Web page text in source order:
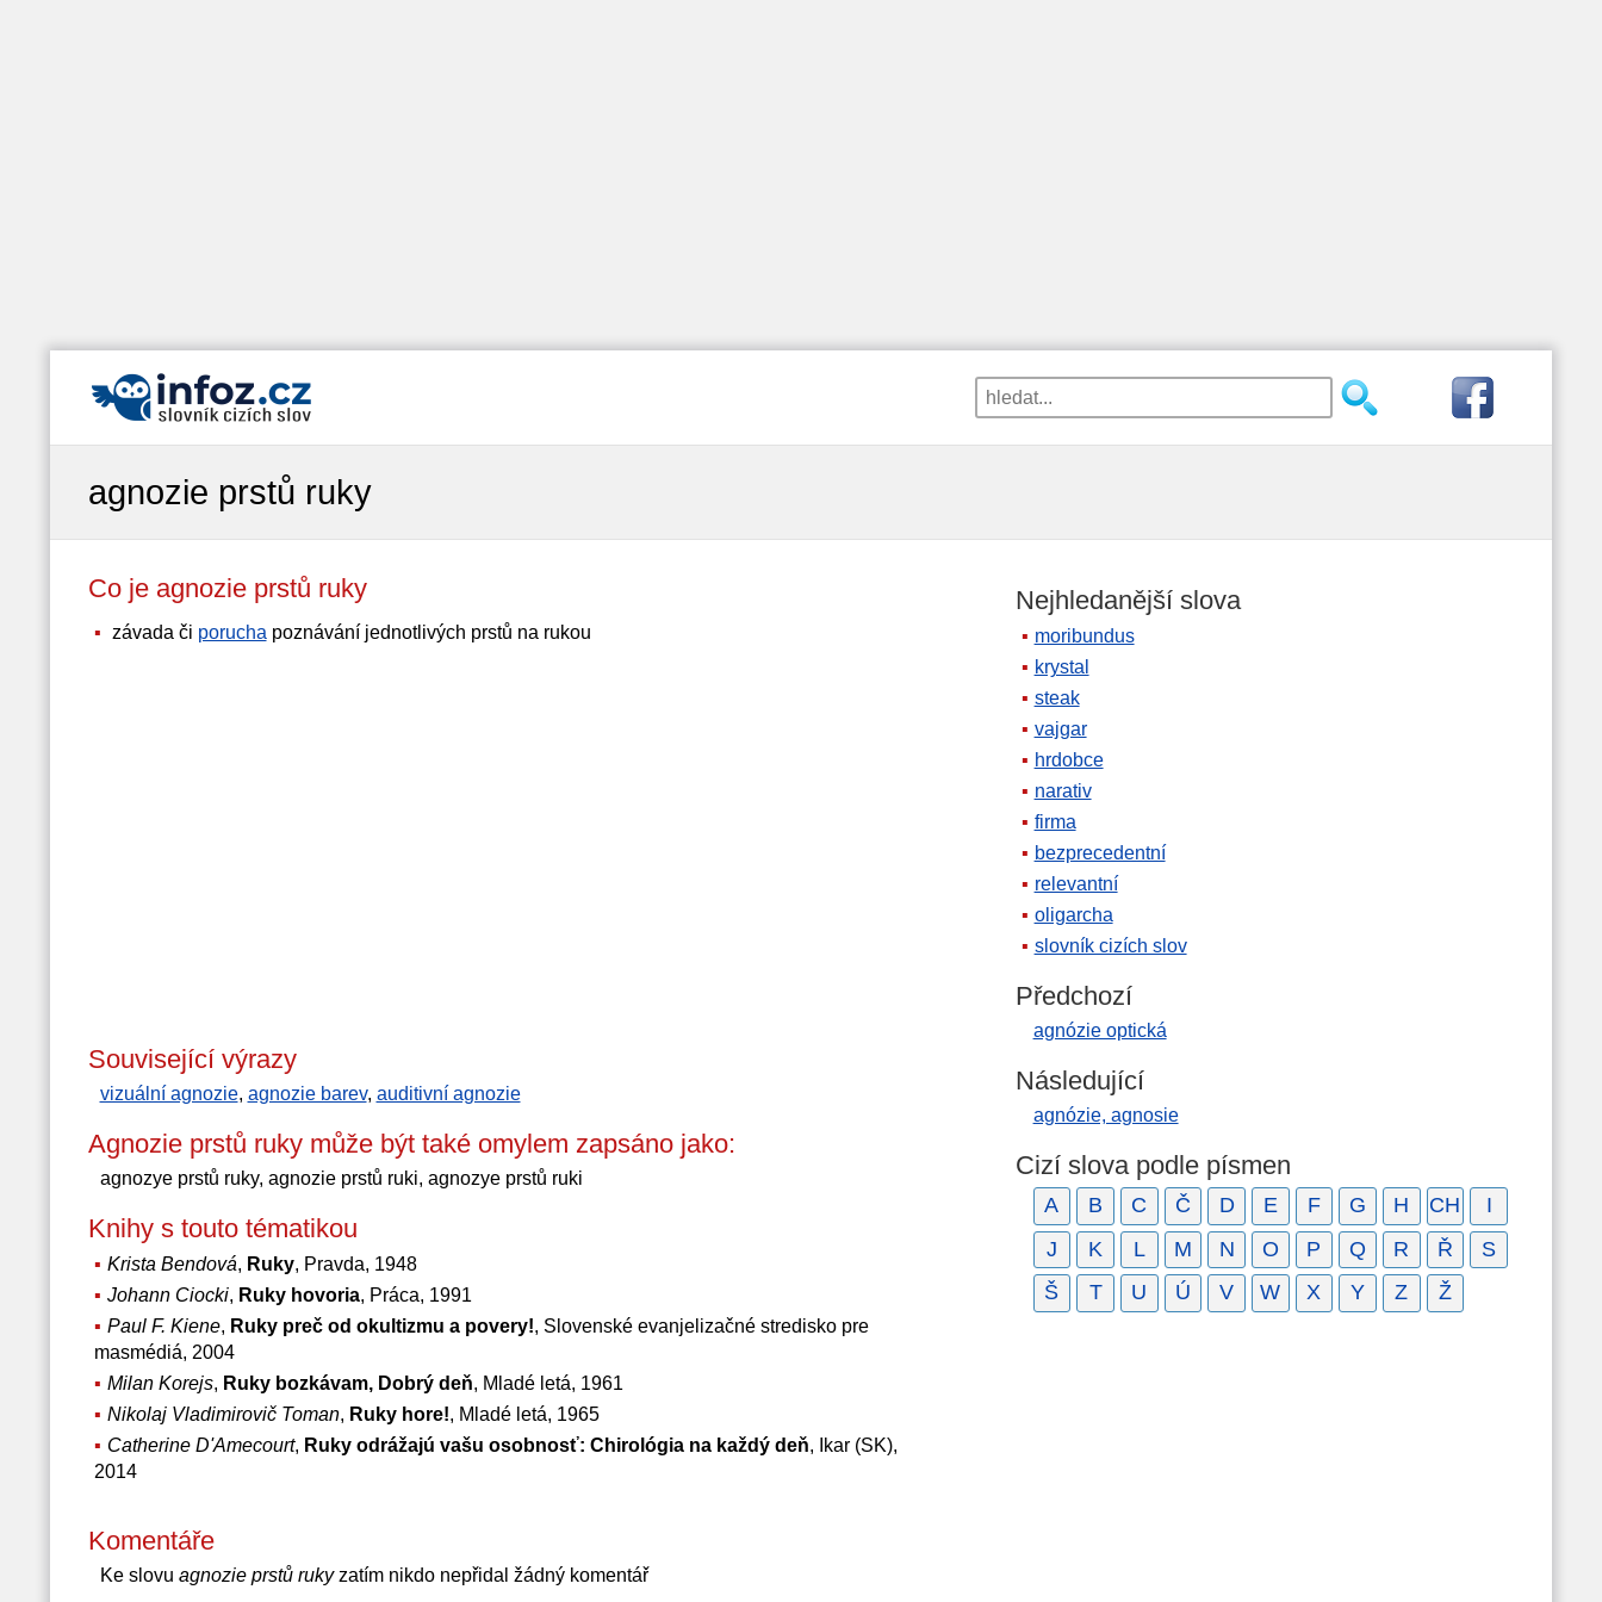
agnozie prstů ruky
Co je agnozie prstů ruky
závada či porucha poznávání jednotlivých prstů na rukou
Související výrazy
vizuální agnozie, agnozie barev, auditivní agnozie
Agnozie prstů ruky může být také omylem zapsáno jako:
agnozye prstů ruky, agnozie prstů ruki, agnozye prstů ruki
Knihy s touto tématikou
Krista Bendová, Ruky, Pravda, 1948
Johann Ciocki, Ruky hovoria, Práca, 1991
Paul F. Kiene, Ruky preč od okultizmu a povery!, Slovenské evanjelizačné stredisko pre
masmédiá, 2004
Milan Korejs, Ruky bozkávam, Dobrý deň, Mladé letá, 1961
Nikolaj Vladimirovič Toman, Ruky hore!, Mladé letá, 1965
Catherine D'Amecourt, Ruky odrážajú vašu osobnosť: Chirológia na každý deň, Ikar (SK),
2014
Komentáře
Ke slovu agnozie prstů rukyzatím nikdo nepřidal žádný komentář
Nejhledanější slova
moribundus
krystal
steak
vajgar
hrdobce
narativ
firma
bezprecedentní
relevantní
oligarcha
slovník cizích slov
Předchozí
agnózie optická
Následující
agnózie, agnosie
Cizí slova podle písmen
A B C Č D E F G H CH
I
J
K L M N O P Q R Ř
S
Š
T U Ú V W X Y Z Ž